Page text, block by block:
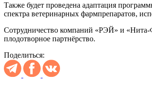
Также будет проведена адаптация
спектра ветеринарных фармпрепаратов,
Сотрудничество компаний «РЭЙ» и «Нита-
плодотворное партнёрство.
Поделиться: